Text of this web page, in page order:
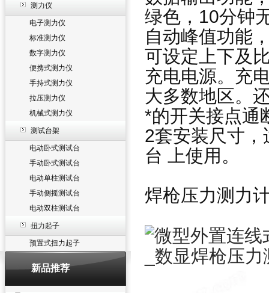
测力仪
电子测力仪
标准测力仪
数字测力仪
便携式测力仪
手持式测力仪
拉压测力仪
机械式测力仪
测试台架
电动卧式测试台
手动卧式测试台
电动单柱测试台
手动侧摇测试台
电动双柱测试台
扭力起子
预置式扭力起子
新品推荐
绿色，10分钟
自动峰值功能
可设定上下及
充电电源。充
大多数地区。
*的开关接点通
2套安装尺寸
台 上使用。
焊枪压力测力